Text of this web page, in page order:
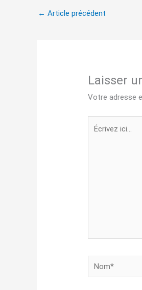
← Article précédent
Laisser
Votre adresse
Écrivez
Nom*